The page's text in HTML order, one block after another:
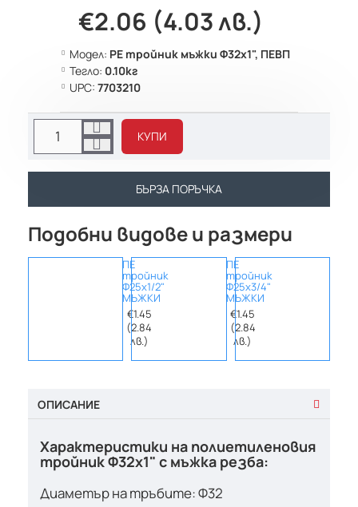
€2.06 (4.03 лв.)
Модел: PE тройник мъжки Ф32х1", ПЕВП
Тегло: 0.10кг
UPC: 7703210
КУПИ
БЪРЗА ПОРЪЧКА
Подобни видове и размери
ПЕ
тройник
Ф25х1/2"
МЪЖКИ
€1.45
(2.84
лв.)
ПЕ
тройник
Ф25х3/4"
МЪЖКИ
€1.45
(2.84
лв.)
ОПИСАНИЕ
Характеристики на полиетиленовия
тройник Ф32х1" с мъжка резба:
Диаметър на тръбите: Ф32